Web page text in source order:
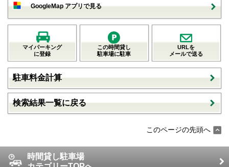
GoogleMap アプリで見る
マイパーキング
に登録
この時間貸し
駐車場に駐車
URLを
メールで送る
駐車料金計算
検索結果一覧に戻る
このページの先頭へ
時間貸し駐車場